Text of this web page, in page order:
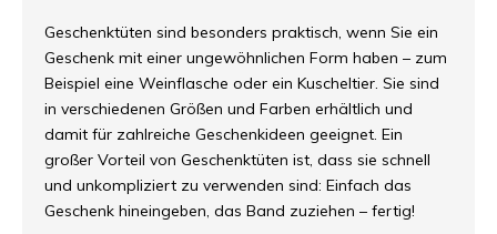
Geschenktüten sind besonders praktisch, wenn Sie ein
Geschenk mit einer ungewöhnlichen Form haben – zum
Beispiel eine Weinflasche oder ein Kuscheltier. Sie sind
in verschiedenen Größen und Farben erhältlich und
damit für zahlreiche Geschenkideen geeignet. Ein
großer Vorteil von Geschenktüten ist, dass sie schnell
und unkompliziert zu verwenden sind: Einfach das
Geschenk hineingeben, das Band zuziehen – fertig!